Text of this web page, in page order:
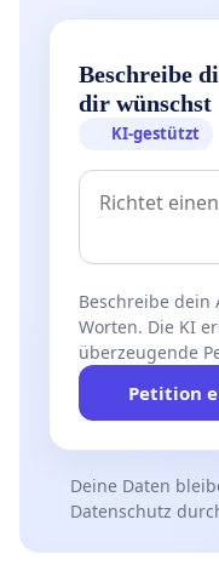
Beschreibe
dir wünschst
KI-gestützt
Beschreibe
Worten. Die KI
überzeugende
Petition
Deine Daten
Datenschutz